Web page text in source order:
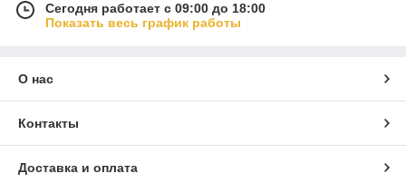
Сегодня работает с 09:00 до 18:00
Показать весь график работы
О нас
Контакты
Доставка и оплата